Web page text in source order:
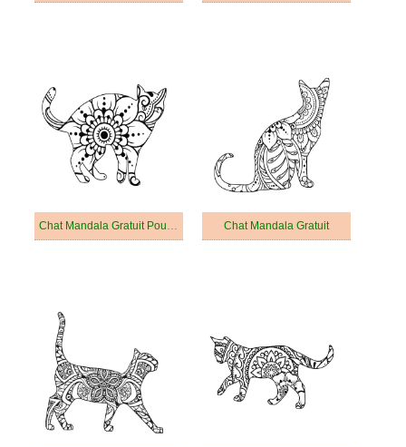
Chat Mandala Gratuit Pour les Adultes Chat Mandala Gratuit